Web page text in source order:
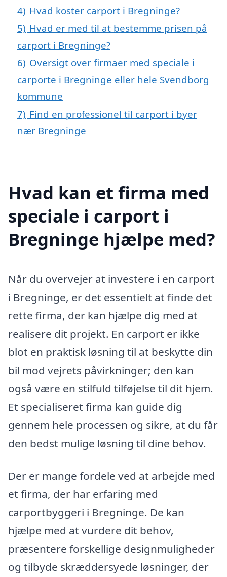
4) Hvad koster carport i Bregninge?
5) Hvad er med til at bestemme prisen på
carport i Bregninge?
6) Oversigt over firmaer med speciale i
carporte i Bregninge eller hele Svendborg
kommune
7) Find en professionel til carport i byer
nær Bregninge
Hvad kan et firma med
speciale i carport i
Bregninge hjælpe med?
Når du overvejer at investere i en carport
i Bregninge, er det essentielt at finde det
rette firma, der kan hjælpe dig med at
realisere dit projekt. En carport er ikke
blot en praktisk løsning til at beskytte din
bil mod vejrets påvirkninger; den kan
også være en stilfuld tilføjelse til dit hjem.
Et specialiseret firma kan guide dig
gennem hele processen og sikre, at du får
den bedst mulige løsning til dine behov.
Der er mange fordele ved at arbejde med
et firma, der har erfaring med
carportbyggeri i Bregninge. De kan
hjælpe med at vurdere dit behov,
præsentere forskellige designmuligheder
og tilbyde skræddersyede løsninger, der